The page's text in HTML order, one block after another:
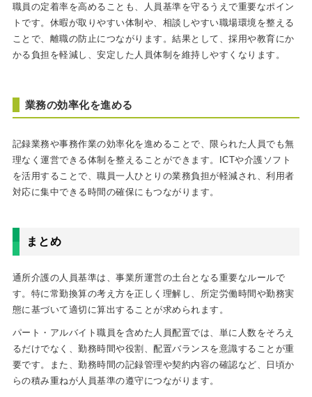
職員の定着率を高めることも、人員基準を守るうえで重要なポイン
トです。休暇が取りやすい体制や、相談しやすい職場環境を整える
ことで、離職の防止につながります。結果として、採用や教育にか
かる負担を軽減し、安定した人員体制を維持しやすくなります。
業務の効率化を進める
記録業務や事務作業の効率化を進めることで、限られた人員でも無
理なく運営できる体制を整えることができます。ICTや介護ソフト
を活用することで、職員一人ひとりの業務負担が軽減され、利用者
対応に集中できる時間の確保にもつながります。
まとめ
通所介護の人員基準は、事業所運営の土台となる重要なルールで
す。特に常勤換算の考え方を正しく理解し、所定労働時間や勤務実
態に基づいて適切に算出することが求められます。
パート・アルバイト職員を含めた人員配置では、単に人数をそろえ
るだけでなく、勤務時間や役割、配置バランスを意識することが重
要です。また、勤務時間の記録管理や契約内容の確認など、日頃か
らの積み重ねが人員基準の遵守につながります。